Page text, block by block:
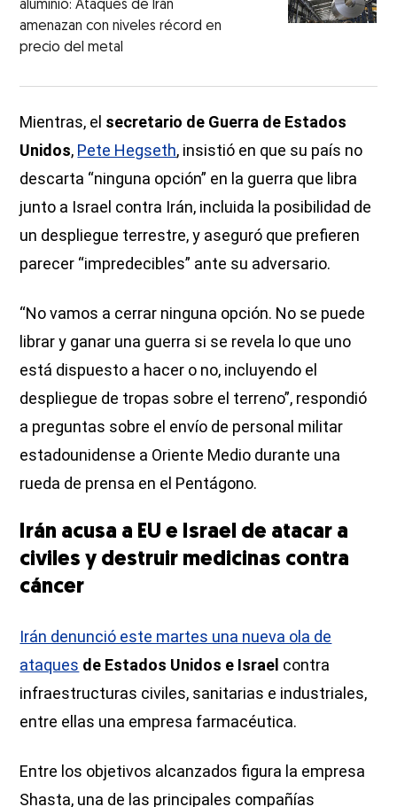
aluminio: Ataques de Irán
amenazan con niveles récord en
precio del metal
Mientras, el secretario de Guerra de Estados
Unidos, Pete Hegseth, insistió en que su país no
descarta “ninguna opción” en la guerra que libra
junto a Israel contra Irán, incluida la posibilidad de
un despliegue terrestre, y aseguró que prefieren
parecer “impredecibles” ante su adversario.
“No vamos a cerrar ninguna opción. No se puede
librar y ganar una guerra si se revela lo que uno
está dispuesto a hacer o no, incluyendo el
despliegue de tropas sobre el terreno”, respondió
a preguntas sobre el envío de personal militar
estadounidense a Oriente Medio durante una
rueda de prensa en el Pentágono.
Irán acusa a EU e Israel de atacar a
civiles y destruir medicinas contra
cáncer
Irán denunció este martes una nueva ola de
ataques de Estados Unidos e Israel contra
infraestructuras civiles, sanitarias e industriales,
entre ellas una empresa farmacéutica.
Entre los objetivos alcanzados figura la empresa
Shasta, una de las principales compañías